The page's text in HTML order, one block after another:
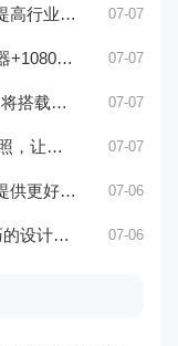
竞争力 07-07
屏幕 07-07
处理器 07-07
机生活！ 07-07
服务保障 07-06
续航能力 07-06